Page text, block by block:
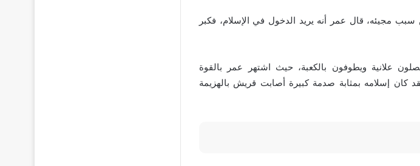
مجيئه، قال عمر أنه يريد الدخول في الإسلام، فكبر
علانية ويطوفون بالكعبة، حيث اشتهر عمر بالقوة
كان إسلامه بمثابة صدمة كبيرة أصابت قريش بالهزيمة